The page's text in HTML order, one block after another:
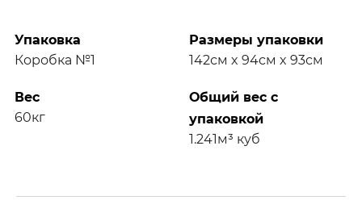
Упаковка
Коробка №1
Размеры упаковки
142см x 94см x 93см
Вес
60кг
Общий вес с
упаковкой
1.241м³ куб